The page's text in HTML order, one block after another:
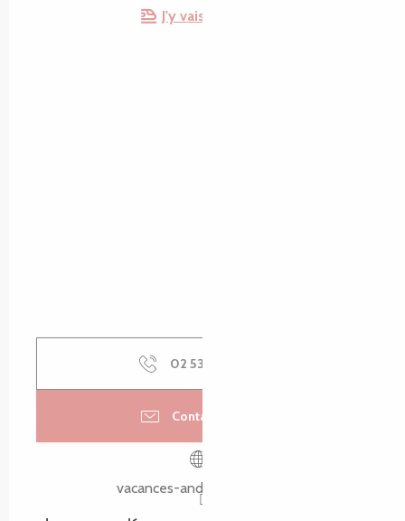
J'y vais en train !
02 53 48 08
Contactez-nous
vacances-andretrigano.com